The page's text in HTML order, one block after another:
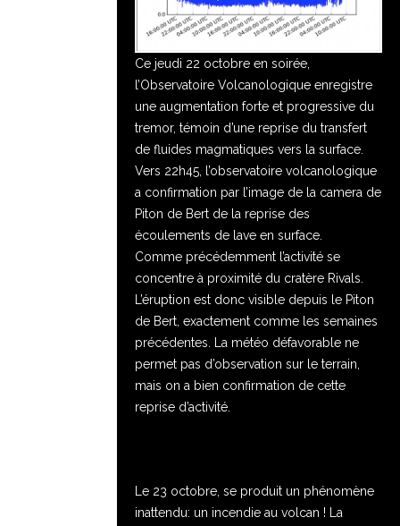
Ce jeudi 22 octobre en soirée,
l’Observatoire Volcanologique enregistre
une augmentation forte et progressive du
tremor, témoin d’une reprise du transfert
de fluides magmatiques vers la surface.
Vers 22h45, l’observatoire volcanologique
a confirmation par l’image de la camera de
Piton de Bert de la reprise des
écoulements de lave en surface.
Comme précédemment l’activité se
concentre à proximité du cratère Rivals.
L’éruption est donc visible depuis le Piton
de Bert, exactement comme les semaines
précédentes. La météo défavorable ne
permet pas d’observation sur le terrain,
mais on a bien confirmation de cette
reprise d’activité.
Le 23 octobre, se produit un phénomène
inattendu: un incendie au volcan ! La